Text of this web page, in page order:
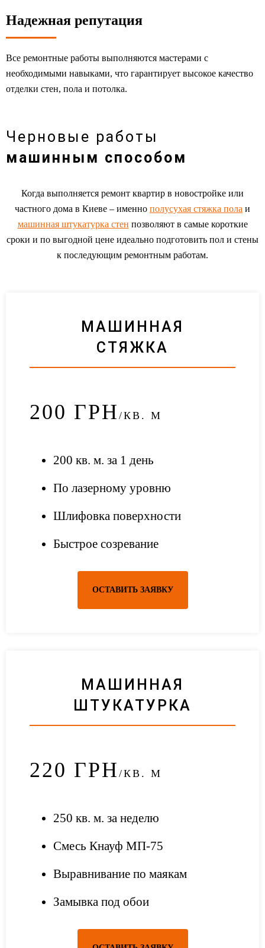
Надежная репутация
Все ремонтные работы выполняются мастерами с
необходимыми навыками, что гарантирует высокое качество
отделки стен, пола и потолка.
Черновые работы
машинным способом
Когда выполняется ремонт квартир в новостройке или
частного дома в Киеве – именно полусухая стяжка пола и
машинная штукатурка стен позволяют в самые короткие
сроки и по выгодной цене идеально подготовить пол и стены
к последующим ремонтным работам.
МАШИННАЯ
СТЯЖКА
200 ГРН /КВ. М
200 кв. м. за 1 день
По лазерному уровню
Шлифовка поверхности
Быстрое созревание
ОСТАВИТЬ ЗАЯВКУ
МАШИННАЯ
ШТУКАТУРКА
220 ГРН /КВ. М
250 кв. м. за неделю
Смесь Кнауф МП-75
Выравнивание по маякам
Замывка под обои